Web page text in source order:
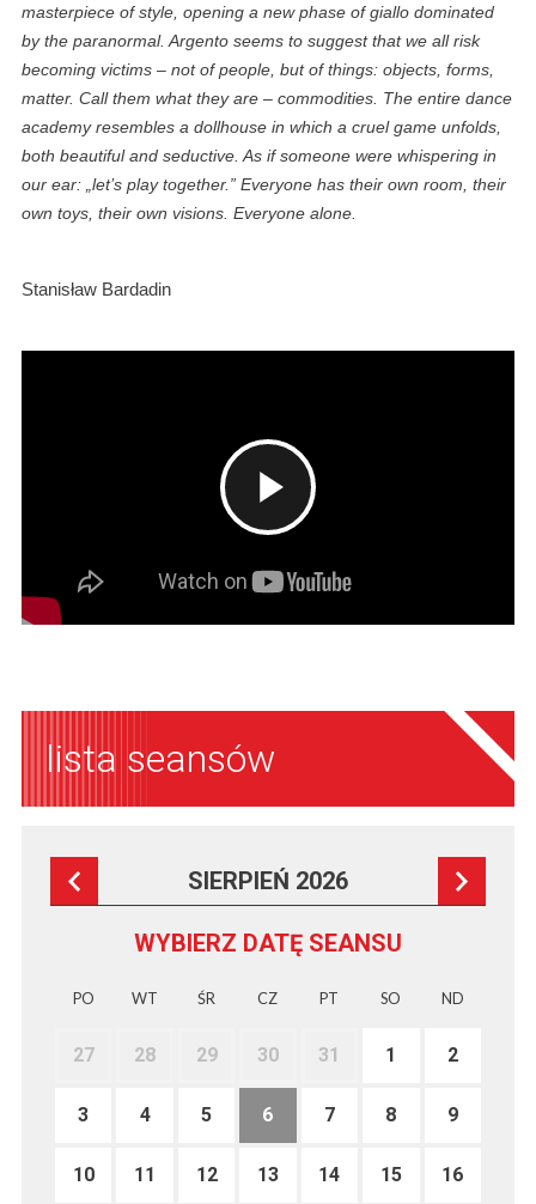
masterpiece of style, opening a new phase of giallo dominated
by the paranormal. Argento seems to suggest that we all risk
becoming victims – not of people, but of things: objects, forms,
matter. Call them what they are – commodities. The entire dance
academy resembles a dollhouse in which a cruel game unfolds,
both beautiful and seductive. As if someone were whispering in
our ear: „let’s play together.” Everyone has their own room, their
own toys, their own visions. Everyone alone.
Stanisław Bardadin
lista seansów
SIERPIEŃ 2026
WYBIERZ DATĘ SEANSU
PO WT ŚR CZ PT SO ND
27 28 29 30 31 1 2
3 4 5 6 7 8 9
10 11 12 13 14 15 16